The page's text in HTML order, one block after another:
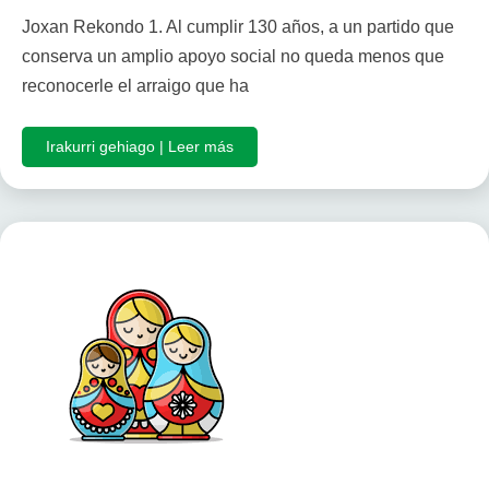
Joxan Rekondo 1. Al cumplir 130 años, a un partido que
conserva un amplio apoyo social no queda menos que
reconocerle el arraigo que ha
Irakurri gehiago | Leer más